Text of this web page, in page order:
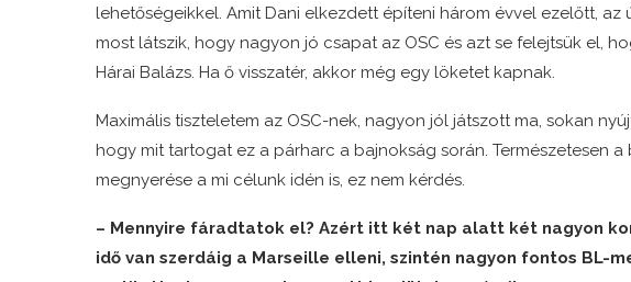
lehetőségeikkel. Amit Dani elkezdett építeni három évvel ezelőtt, az
most látszik, hogy nagyon jó csapat az OSC és azt se felejtsük el,
Hárai Balázs. Ha ő visszatér, akkor még egy löketet kapnak.
Maximális tiszteletem az OSC-nek, nagyon jól játszott ma, sokan
hogy mit tartogat ez a párharc a bajnokság során. Természetesen
megnyerése a mi célunk idén is, ez nem kérdés.
– Mennyire fáradtatok el? Azért itt két nap alatt két nagyon
idő van szerdáig a Marseille elleni, szintén nagyon fontos BL-